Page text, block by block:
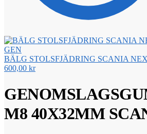
BÄLG STOLSFJÄDRING SCANIA
600,00 kr
M8 40X32MM